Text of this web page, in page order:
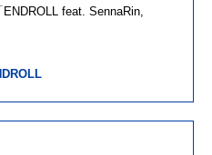
feat. SennaRin,